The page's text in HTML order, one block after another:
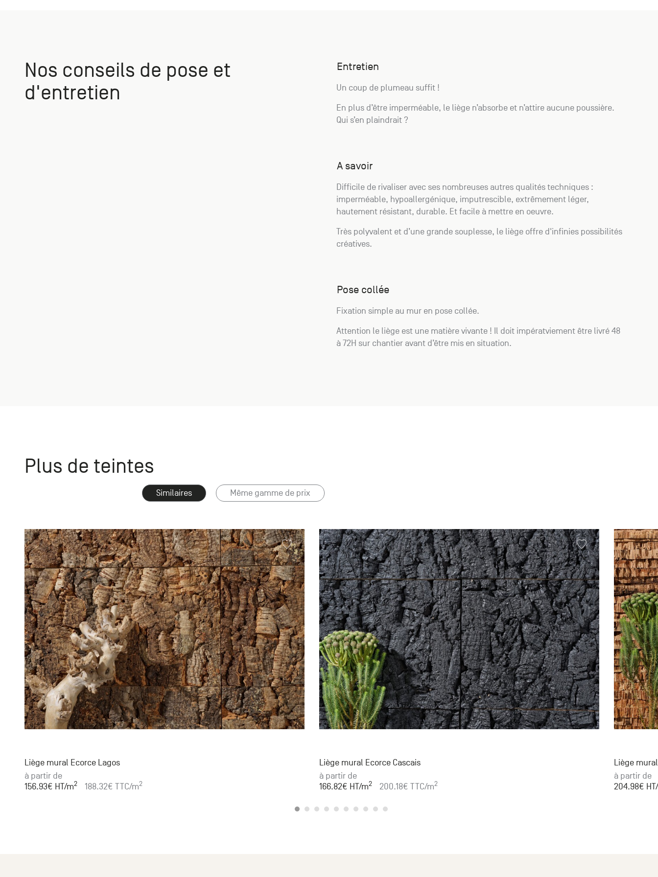
Nos conseils de pose et
d'entretien
Entretien
Un coup de plumeau suffit !
En plus d’être imperméable, le liège n’absorbe et n’attire aucune poussière.
Qui s’en plaindrait ?
A savoir
Difficile de rivaliser avec ses nombreuses autres qualités techniques :
imperméable, hypoallergénique, imputrescible, extrêmement léger,
hautement résistant, durable. Et facile à mettre en oeuvre.
Très polyvalent et d’une grande souplesse, le liège offre d'infinies possibilités
créatives.
Pose collée
Fixation simple au mur en pose collée.
Attention le liège est une matière vivante ! Il doit impératviement être livré 48
à 72H sur chantier avant d’être mis en situation.
Plus de teintes
Similaires Même gamme de prix
Liège mural Ecorce Lagos
à partir de
156.93€ HT/m2 188.32€ TTC/m2
Liège mural Ecorce Cascais
à partir de
166.82€ HT/m2 200.18€ TTC/m2
Liège
à partir de
204.98€ HT